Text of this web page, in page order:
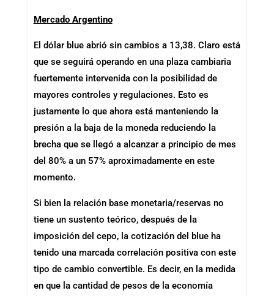
Mercado Argentino
El dólar blue abrió sin cambios a 13,38. Claro está
que se seguirá operando en una plaza cambiaria
fuertemente intervenida con la posibilidad de
mayores controles y regulaciones. Esto es
justamente lo que ahora está manteniendo la
presión a la baja de la moneda reduciendo la
brecha que se llegó a alcanzar a principio de mes
del 80% a un 57% aproximadamente en este
momento.
Si bien la relación base monetaria/reservas no
tiene un sustento teórico, después de la
imposición del cepo, la cotización del blue ha
tenido una marcada correlación positiva con este
tipo de cambio convertible. Es decir, en la medida
en que la cantidad de pesos de la economía